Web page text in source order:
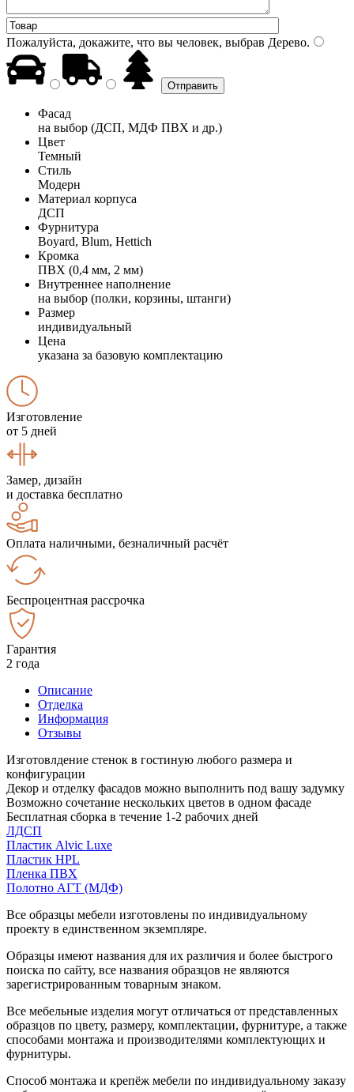
Пожалуйста, докажите, что вы человек, выбрав Дерево.
Фасад
на выбор (ДСП, МДФ ПВХ и др.)
Цвет
Темный
Стиль
Модерн
Материал корпуса
ДСП
Фурнитура
Boyard, Blum, Hettich
Кромка
ПВХ (0,4 мм, 2 мм)
Внутреннее наполнение
на выбор (полки, корзины, штанги)
Размер
индивидуальный
Цена
указана за базовую комплектацию
Изготовление
от 5 дней
Замер, дизайн
и доставка бесплатно
Оплата наличными, безналичный расчёт
Беспроцентная рассрочка
Гарантия
2 года
Описание
Отделка
Информация
Отзывы
Изготовлдение стенок в гостиную любого размера и
конфигурации
Декор и отделку фасадов можно выполнить под вашу задумку
Возможно сочетание нескольких цветов в одном фасаде
Бесплатная сборка в течение 1-2 рабочих дней
ЛДСП
Пластик Alvic Luxe
Пластик HPL
Пленка ПВХ
Полотно АГТ (МДФ)
Все образцы мебели изготовлены по индивидуальному
проекту в единственном экземпляре.
Образцы имеют названия для их различия и более быстрого
поиска по сайту, все названия образцов не являются
зарегистрированным товарным знаком.
Все мебельные изделия могут отличаться от представленных
образцов по цвету, размеру, комплектации, фурнитуре, а также
способами монтажа и производителями комплектующих и
фурнитуры.
Способ монтажа и крепёж мебели по индивидуальному заказу